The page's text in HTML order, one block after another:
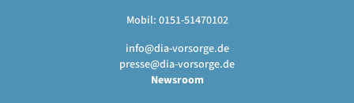
Mobil: 0151-51470102
info@dia-vorsorge.de
presse@dia-vorsorge.de
Newsroom